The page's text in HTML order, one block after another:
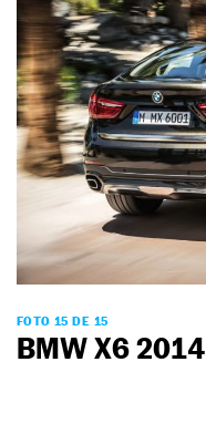
FOTO 15 DE 15
BMW X6 2014